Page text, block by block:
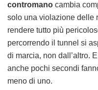
contromano cambia
solo una violazione delle
rendere tutto più
percorrendo il tunnel si
di marcia, non dall’altro.
anche pochi secondi
meno di uno.